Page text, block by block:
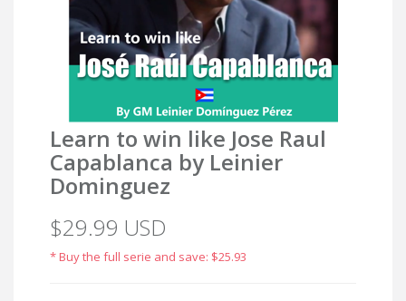
Learn to win like Jose Raul
Capablanca by Leinier
Dominguez
$29.99 USD
* Buy the full serie and save: $25.93